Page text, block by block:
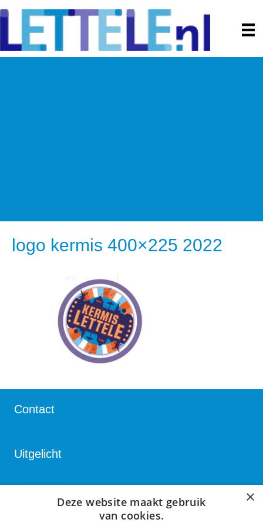
logo kermis 400×225 2022
Contact
Uitgelicht
Bedrijven
Verenigingen ×
Deze website maakt gebruik
van cookies.